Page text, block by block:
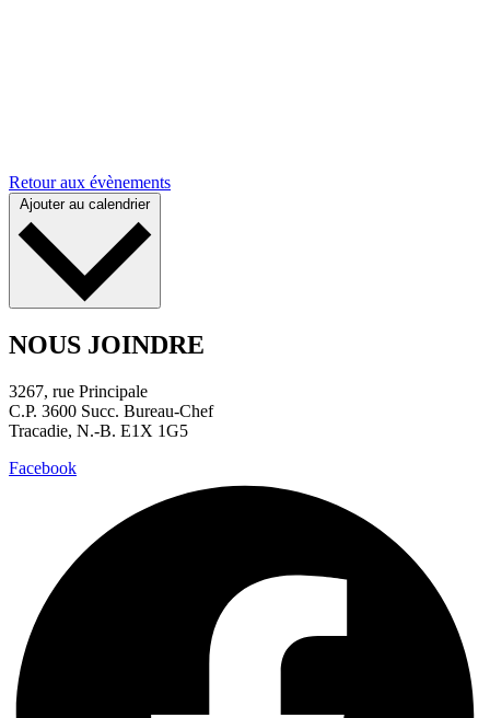
Retour aux évènements
Ajouter au calendrier
NOUS JOINDRE
3267, rue Principale
C.P. 3600 Succ. Bureau-Chef
Tracadie, N.-B. E1X 1G5
Facebook